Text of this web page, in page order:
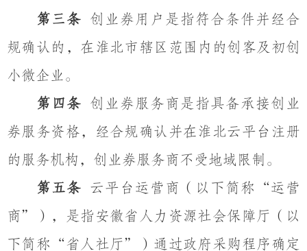
第三条 创业券用户是指符合条件并经合
规确认的，在淮北市辖区范围内的创客及初创
小微企业。
第四条 创业券服务商是指具备承接创业
券服务资格，经合规确认并在淮北云平台注册
的服务机构，创业券服务商不受地域限制。
第五条 云平台运营商（以下简称 “运营
商”
），是指安徽省人力资源社会保障厅（以
下简称 “ 省人社厅” ）通过政府采购程序确定